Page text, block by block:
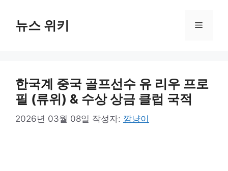
뉴스 위키 메
한국계 중국 골프선수 유 리우 프로
필 (류위) & 수상 상금 클럽 국적
2026년 03월 08일 작성자: 깜냥이